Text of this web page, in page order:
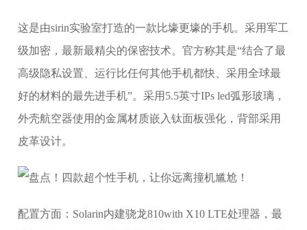
这是由sirin实验室打造的一款比壕更壕的手机。采用军工
级加密，最新最精尖的保密技术。官方称其是“结合了最
高级隐私设置、运行比任何其他手机都快、采用全球最
好的材料的最先进手机”。采用5.5英寸IPs led弧形玻璃，
外壳航空器使用的金属材质嵌入钛面板强化，背部采用
皮革设计。
配置方面：Solarin内建骁龙810with X10 LTE处理器，最